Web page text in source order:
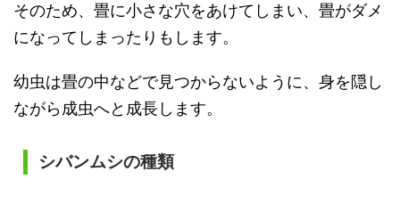
そのため、畳に小さな穴をあけてしまい、畳がダメ
になってしまったりもします。
幼虫は畳の中などで見つからないように、身を隠し
ながら成虫へと成長します。
シバンムシの種類